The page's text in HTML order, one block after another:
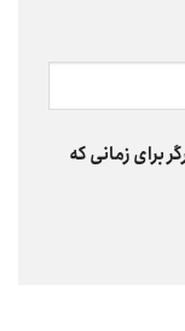
برای زمانی که